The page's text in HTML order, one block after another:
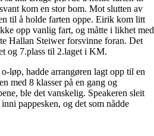
kom en stor bom. Mot slutten av
til å holde farten oppe. Eirik kom litt
opp vanlig fart, og måtte i likhet med
Hallan Steiwerforsvinne foran. Det
og 7.plass til 2.laget i KM.
løp, hadde arrangøren lagt opp til en
med 8 klasser på en gang og
ble det vanskelig. Speakeren sleit
pappesken, og det som nådde